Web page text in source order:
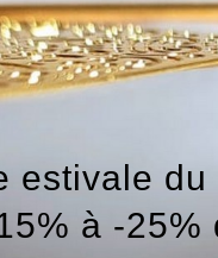
estivale
à -